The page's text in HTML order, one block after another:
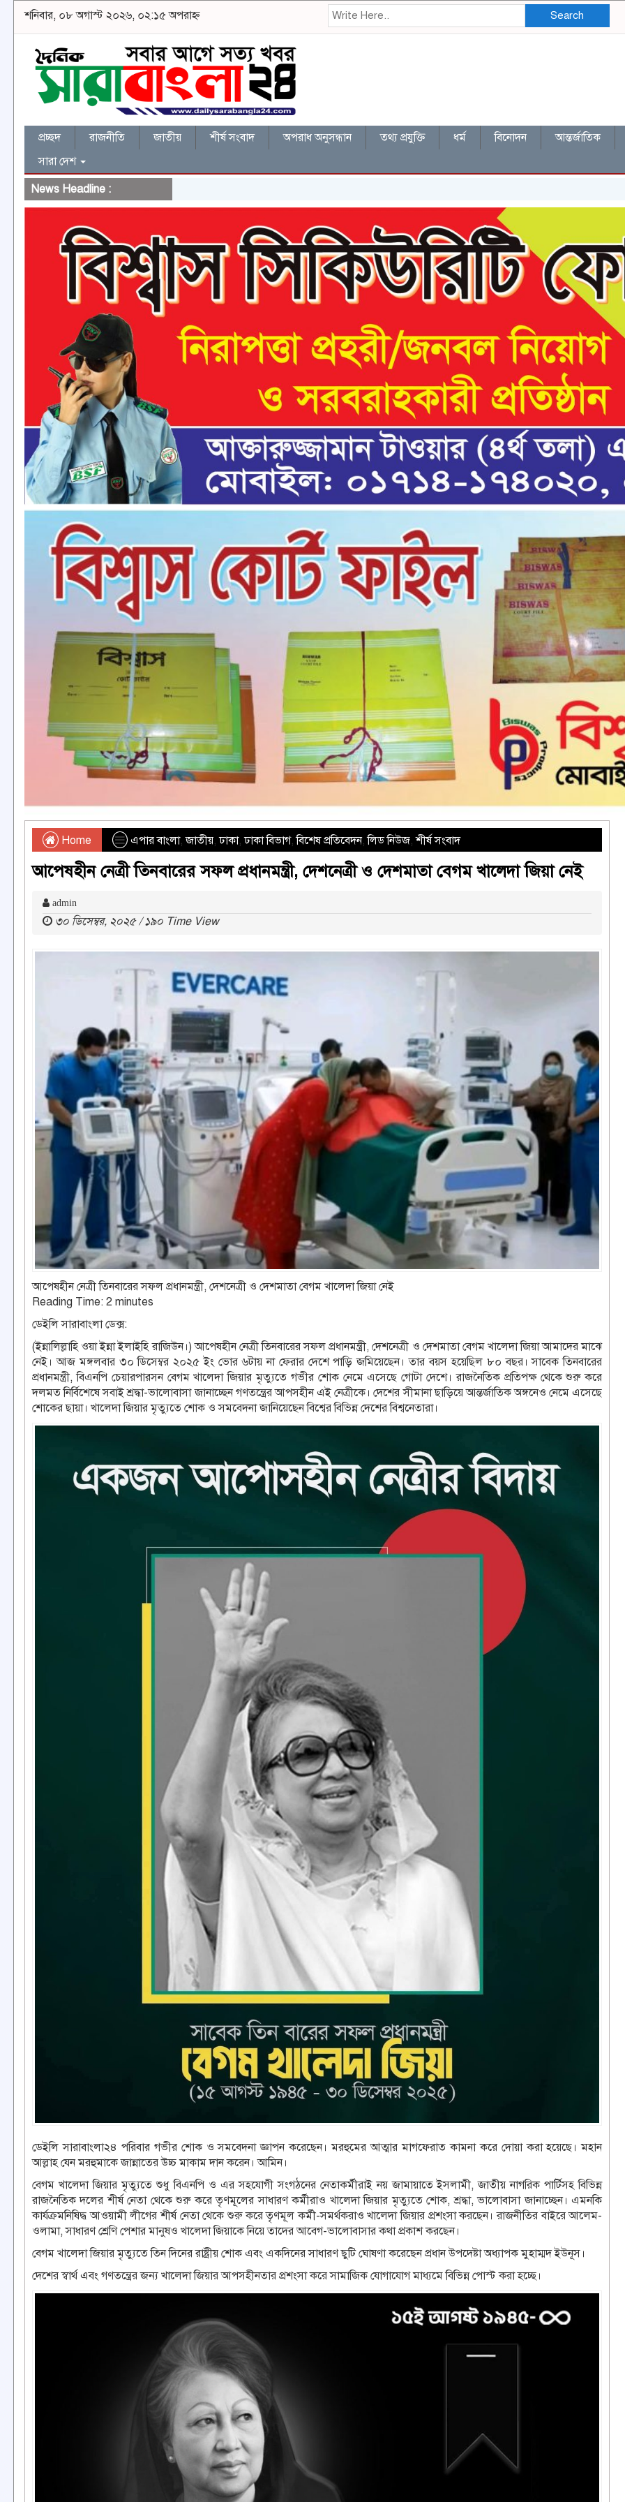
শনিবার, ০৮ অগাস্ট ২০২৬, ০২:১৫ অপরাহ্ন Search
প্রচ্ছদ রাজনীতি জাতীয় শীর্ষ সংবাদ অপরাধ অনুসন্ধান তথ্য প্রযুক্তি ধর্ম বিনোদন আন্তর্জাতিক
সারা দেশ
News Headline :
Home এপার বাংলা,জাতীয়,ঢাকা,ঢাকা বিভাগ,বিশেষ প্রতিবেদন,লিড নিউজ,শীর্ষ সংবাদ
আপেষহীন নেত্রী তিনবারের সফল প্রধানমন্ত্রী, দেশনেত্রী ও দেশমাতা বেগম খালেদা জিয়া নেই
admin
৩০ ডিসেম্বর, ২০২৫ / ১৯০ Time View
আপেষহীন নেত্রী তিনবারের সফল প্রধানমন্ত্রী, দেশনেত্রী ও দেশমাতা বেগম খালেদা জিয়া নেই
Reading Time: 2 minutes
ডেইলি সারাবাংলা ডেক্স:
(ইন্নালিল্লাহি ওয়া ইন্না ইলাইহি রাজিউন।) আপেষহীন নেত্রী তিনবারের সফল প্রধানমন্ত্রী, দেশনেত্রী ও দেশমাতা বেগম খালেদা জিয়া আমাদের মাঝে
নেই। আজ মঙ্গলবার ৩০ ডিসেম্বর ২০২৫ ইং ভোর ৬টায় না ফেরার দেশে পাড়ি জমিয়েছেন। তার বয়স হয়েছিল ৮০ বছর। সাবেক তিনবারের
প্রধানমন্ত্রী, বিএনপি চেয়ারপারসন বেগম খালেদা জিয়ার মৃত্যুতে গভীর শোক নেমে এসেছে গোটা দেশে। রাজনৈতিক প্রতিপক্ষ থেকে শুরু করে
দলমত নির্বিশেষে সবাই শ্রদ্ধা-ভালোবাসা জানাচ্ছেন গণতন্ত্রের আপসহীন এই নেত্রীকে। দেশের সীমানা ছাড়িয়ে আন্তর্জাতিক অঙ্গনেও নেমে এসেছে
শোকের ছায়া। খালেদা জিয়ার মৃত্যুতে শোক ও সমবেদনা জানিয়েছেন বিশ্বের বিভিন্ন দেশের বিশ্বনেতারা।
ডেইলি সারাবাংলা২৪ পরিবার গভীর শোক ও সমবেদনা জ্ঞাপন করেছেন। মরহুমের আত্মার মাগফেরাত কামনা করে দোয়া করা হয়েছে। মহান
আল্লাহ যেন মরহুমাকে জান্নাতের উচ্চ মাকাম দান করেন। আমিন।
বেগম খালেদা জিয়ার মৃত্যুতে শুধু বিএনপি ও এর সহযোগী সংগঠনের নেতাকর্মীরাই নয় জামায়াতে ইসলামী, জাতীয় নাগরিক পার্টিসহ বিভিন্ন
রাজনৈতিক দলের শীর্ষ নেতা থেকে শুরু করে তৃণমূলের সাধারণ কর্মীরাও খালেদা জিয়ার মৃত্যুতে শোক, শ্রদ্ধা, ভালোবাসা জানাচ্ছেন। এমনকি
কার্যক্রমনিষিদ্ধ আওয়ামী লীগের শীর্ষ নেতা থেকে শুরু করে তৃণমূল কর্মী-সমর্থকরাও খালেদা জিয়ার প্রশংসা করছেন। রাজনীতির বাইরে আলেম-
ওলামা, সাধারণ শ্রেণি পেশার মানুষও খালেদা জিয়াকে নিয়ে তাদের আবেগ-ভালোবাসার কথা প্রকাশ করছেন।
বেগম খালেদা জিয়ার মৃত্যুতে তিন দিনের রাষ্ট্রীয় শোক এবং একদিনের সাধারণ ছুটি ঘোষণা করেছেন প্রধান উপদেষ্টা অধ্যাপক মুহাম্মদ ইউনূস।
দেশের স্বার্থ এবং গণতন্ত্রের জন্য খালেদা জিয়ার আপসহীনতার প্রশংসা করে সামাজিক যোগাযোগ মাধ্যমে বিভিন্ন পোস্ট করা হচ্ছে।